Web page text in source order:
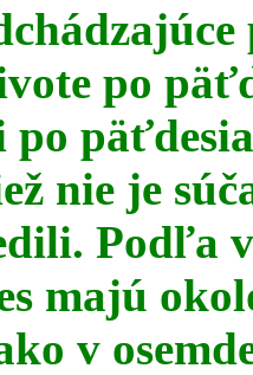
po
po
nie je
Podľa
majú
v